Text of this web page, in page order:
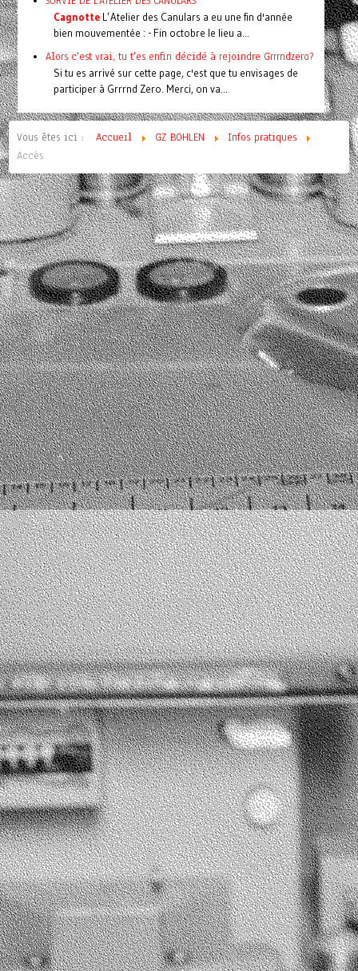
CagnotteL’Atelier des Canulars a eu une fin d'année
bien mouvementée : - Fin octobre le lieu a...
Alors c'est vrai, tu t'es enfin décidé à rejoindre Grrrndzero?
Si tu es arrivé sur cette page, c'est que tu envisages de
participer à Grrrnd Zero. Merci, on va...
Vous êtes ici : Accueil GZ BOHLEN
Infos pratiques
Accès